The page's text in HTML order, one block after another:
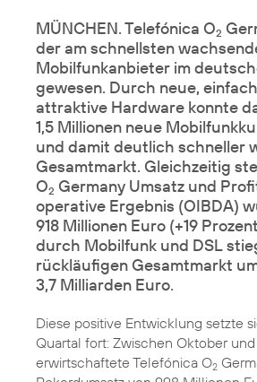
MÜNCHEN. Telefónica O2
der am schnellsten
Mobilfunkanbieter im
gewesen. Durch neue,
attraktive Hardware konnte
1,5 Millionen neue
und damit deutlich schneller
Gesamtmarkt. Gleichzeitig
O2 Germany Umsatz und
operative Ergebnis (OIBDA)
918 Millionen Euro (+19
durch Mobilfunk und DSL
rückläufigen Gesamtmarkt
3,7 Milliarden Euro.
Diese positive Entwicklung setzte
Quartal fort: Zwischen Oktober
erwirtschaftete Telefónica O2